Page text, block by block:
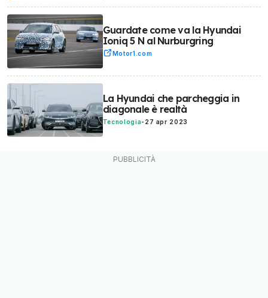
Guardate come va la Hyundai
Ioniq 5 N al Nurburgring
Motor1.com
La Hyundai che parcheggia in
diagonale è realtà
Tecnologia- 27 apr 2023